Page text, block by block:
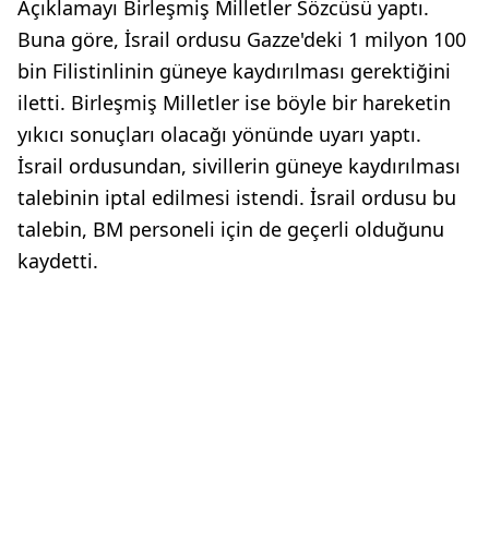
Açıklamayı Birleşmiş Milletler Sözcüsü yaptı.
Buna göre, İsrail ordusu Gazze'deki 1 milyon 100
bin Filistinlinin güneye kaydırılması gerektiğini
iletti. Birleşmiş Milletler ise böyle bir hareketin
yıkıcı sonuçları olacağı yönünde uyarı yaptı.
İsrail ordusundan, sivillerin güneye kaydırılması
talebinin iptal edilmesi istendi. İsrail ordusu bu
talebin, BM personeli için de geçerli olduğunu
kaydetti.